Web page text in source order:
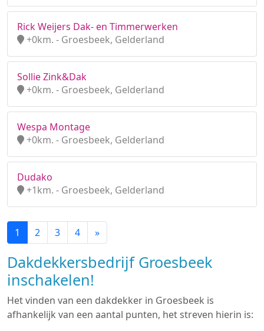
Rick Weijers Dak- en Timmerwerken
+0km. - Groesbeek, Gelderland
Sollie Zink&Dak
+0km. - Groesbeek, Gelderland
Wespa Montage
+0km. - Groesbeek, Gelderland
Dudako
+1km. - Groesbeek, Gelderland
1 2 3 4 »
Dakdekkersbedrijf Groesbeek
inschakelen!
Het vinden van een dakdekker in Groesbeek is
afhankelijk van een aantal punten, het streven hierin is: